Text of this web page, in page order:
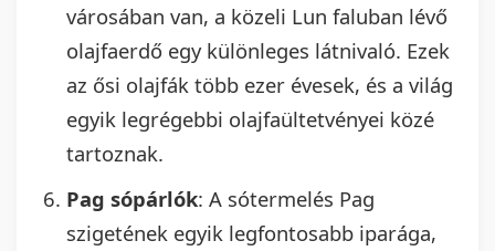
városában van, a közeli Lun faluban lévő
olajfaerdő egy különleges látnivaló. Ezek
az ősi olajfák több ezer évesek, és a világ
egyik legrégebbi olajfaültetvényei közé
tartoznak.
Pag sópárlók: A sótermelés Pag
szigetének egyik legfontosabb iparága,